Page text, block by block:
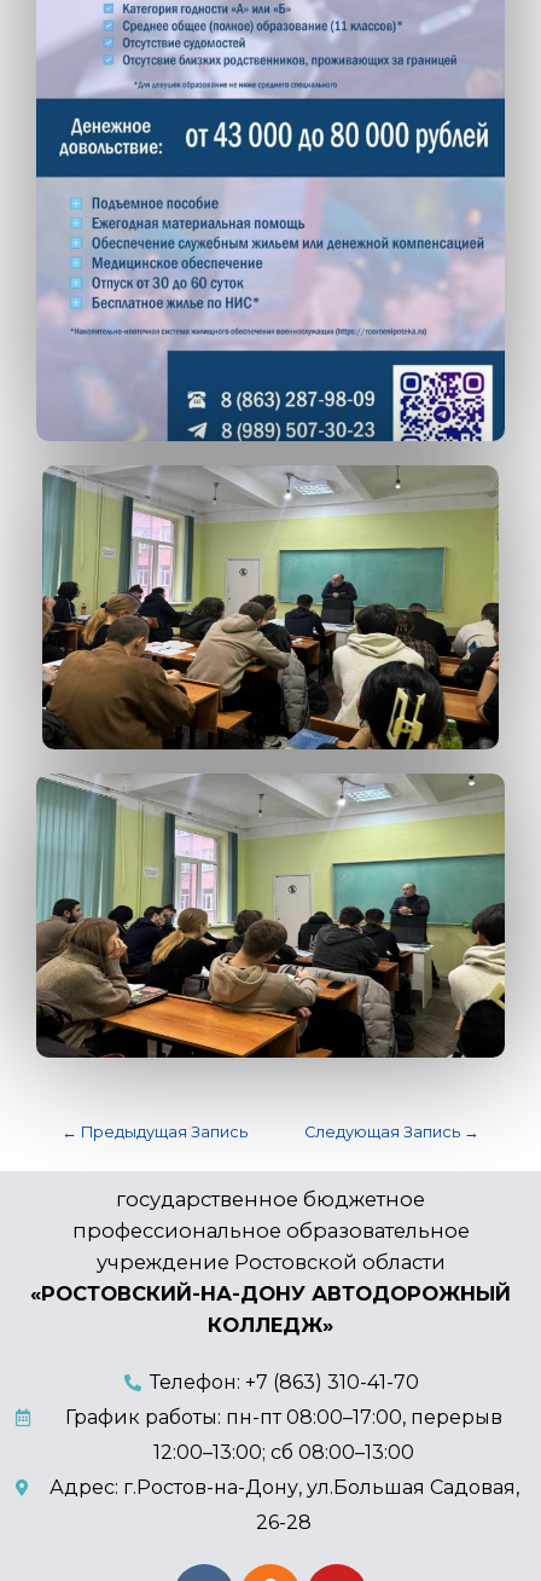
← Предыдущая Запись Следующая Запись →
государственное бюджетное
профессиональное образовательное
учреждение Ростовской области
«РОСТОВСКИЙ-НА-ДОНУ АВТОДОРОЖНЫЙ
КОЛЛЕДЖ»
Телефон: +7 (863) 310-41-70
График работы: пн-пт 08:00–17:00, перерыв
12:00–13:00; сб 08:00–13:00
Адрес: г.Ростов-на-Дону, ул.Большая Садовая,
26-28